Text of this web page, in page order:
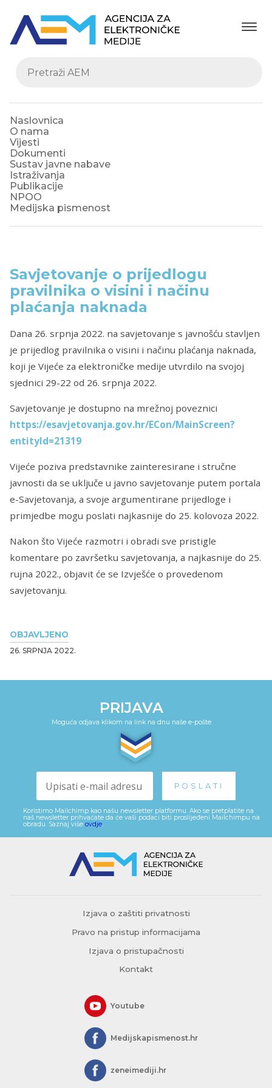
Naslovnica
O nama
Vijesti
Dokumenti
Sustav javne nabave
Istraživanja
Publikacije
NPOO
Medijska pismenost
OBJAVLJENO
26. SRPNJA 2022.
Savjetovanje o prijedlogu
pravilnika o visini i načinu
plaćanja naknada
Dana 26. srpnja 2022. na savjetovanje s javnošću stavljen
je prijedlog pravilnika o visini i načinu plaćanja naknada,
koji je Vijeće za elektroničke medije utvrdilo na svojoj
sjednici 29-22 od 26. srpnja 2022.
Savjetovanje je dostupno na mrežnoj poveznici
https://esavjetovanja.gov.hr/ECon/MainScreen?
entityId=21319
Vijeće poziva predstavnike zainteresirane i stručne
javnosti da se uključe u javno savjetovanje putem portala
e-Savjetovanja, a svoje argumentirane prijedloge i
primjedbe mogu poslati najkasnije do 25. kolovoza 2022.
Nakon što Vijeće razmotri i obradi sve pristigle
komentare po završetku savjetovanja, a najkasnije do 25.
rujna 2022., objavit će se Izvješće o provedenom
savjetovanju.
PRIJAVA
Moguća odjava klikom na link na dnu naše e-pošte
Koristimo Mailchimp kao našu newsletter platformu. Ako se pretplatite na
naš newsletter prihvaćate da će vaši podaci biti proslijeđeni Mailchimpu na
obradu. Saznaj više ovdje.
Izjava o zaštiti privatnosti
Pravo na pristup informacijama
Izjava o pristupačnosti
Kontakt
Youtube
Medijskapismenost.hr
zeneimediji.hr